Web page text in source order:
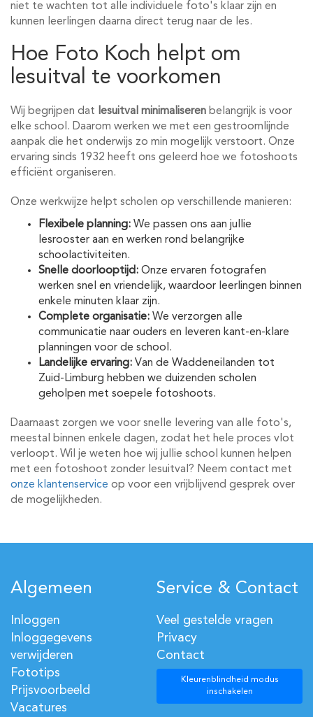
niet te wachten tot alle individuele foto's klaar zijn en
kunnen leerlingen daarna direct terug naar de les.
Hoe Foto Koch helpt om
lesuitval te voorkomen
Wij begrijpen dat lesuitval minimaliseren belangrijk is voor
elke school. Daarom werken we met een gestroomlijnde
aanpak die het onderwijs zo min mogelijk verstoort. Onze
ervaring sinds 1932 heeft ons geleerd hoe we fotoshoots
efficiënt organiseren.
Onze werkwijze helpt scholen op verschillende manieren:
Flexibele planning: We passen ons aan jullie
lesrooster aan en werken rond belangrijke
schoolactiviteiten.
Snelle doorlooptijd: Onze ervaren fotografen
werken snel en vriendelijk, waardoor leerlingen binnen
enkele minuten klaar zijn.
Complete organisatie: We verzorgen alle
communicatie naar ouders en leveren kant-en-klare
planningen voor de school.
Landelijke ervaring: Van de Waddeneilanden tot
Zuid-Limburg hebben we duizenden scholen
geholpen met soepele fotoshoots.
Daarnaast zorgen we voor snelle levering van alle foto's,
meestal binnen enkele dagen, zodat het hele proces vlot
verloopt. Wil je weten hoe wij jullie school kunnen helpen
met een fotoshoot zonder lesuitval? Neem contact met
onze klantenservice op voor een vrijblijvend gesprek over
de mogelijkheden.
Algemeen
Inloggen
Inloggegevens
verwijderen
Fototips
Prijsvoorbeeld
Vacatures
Service & Contact
Veel gestelde vragen
Privacy
Contact
Kleurenblindheid modus
inschakelen